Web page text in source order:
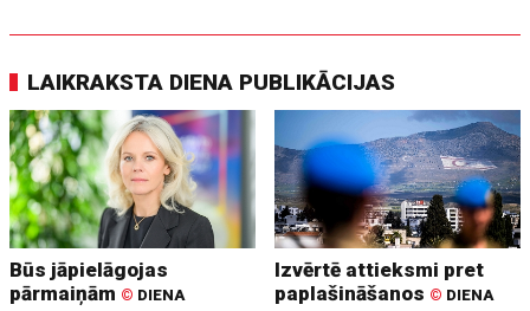
LAIKRAKSTA DIENA PUBLIKĀCIJAS
Būs jāpielāgojas
pārmaiņām © DIENA
Izvērtē attieksmi pret
paplašināšanos © DIENA